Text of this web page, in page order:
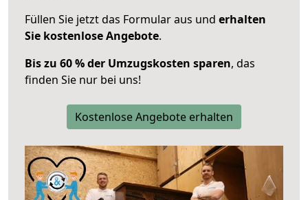
Füllen Sie jetzt das Formular aus und erhalten
Sie kostenlose Angebote.
Bis zu 60 % der Umzugskosten sparen, das
finden Sie nur bei uns!
Kostenlose Angebote erhalten